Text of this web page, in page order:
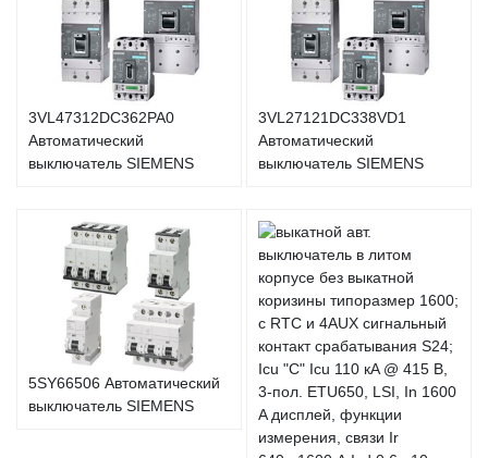
3VL47312DC362PA0
Автоматический
выключатель SIEMENS
3VL27121DC338VD1
Автоматический
выключатель SIEMENS
5SY66506 Автоматический
выключатель SIEMENS